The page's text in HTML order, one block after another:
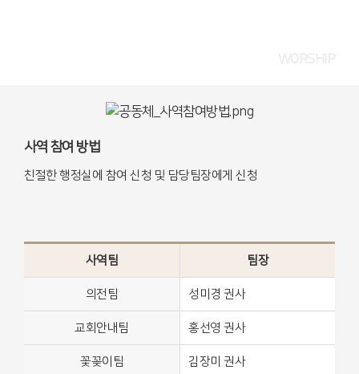
사역 참여 방법
친절한 행정실에 참여 신청 및 담당팀장에게 신청
사역팀 팀장
의전팀 성미경 권사
교회안내팀 홍선영 권사
꽃꽂이팀 김장미 권사